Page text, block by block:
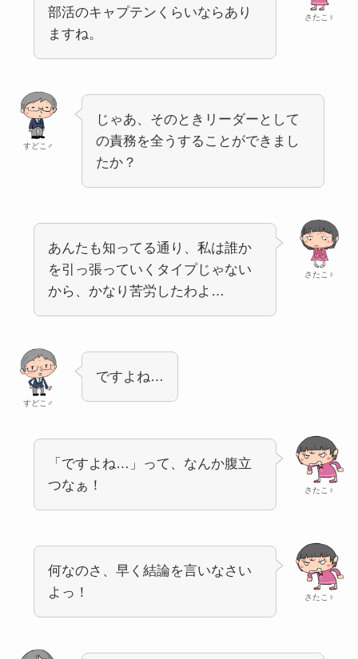
さたこ♀
部活のキャプテンくらいならあり
ますね。
すどこ♂
じゃあ、そのときリーダーとして
の責務を全うすることができまし
たか？
さたこ♀
あんたも知ってる通り、私は誰か
を引っ張っていくタイプじゃない
から、かなり苦労したわよ…
すどこ♂
ですよね…
さたこ♀
「ですよね…」って、なんか腹立
つなぁ！
さたこ♀
何なのさ、早く結論を言いなさい
よっ！